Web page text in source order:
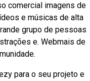
comercial imagens de
e músicas de alta
grupo de pessoas
e. Webmais de
para o seu projeto e